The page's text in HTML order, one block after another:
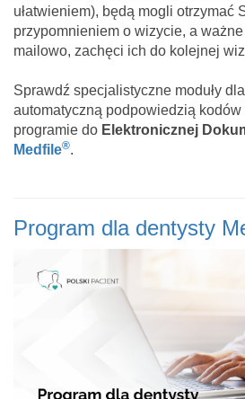
ułatwieniem), będą mogli otrzymać
przypomnieniem o wizycie, a
mailowo, zachęci ich do kolejnej
Sprawdź specjalistyczne moduły
automatyczną podpowiedzią
programie do Elektronicznej
Medfile®.
Program dla dentysty